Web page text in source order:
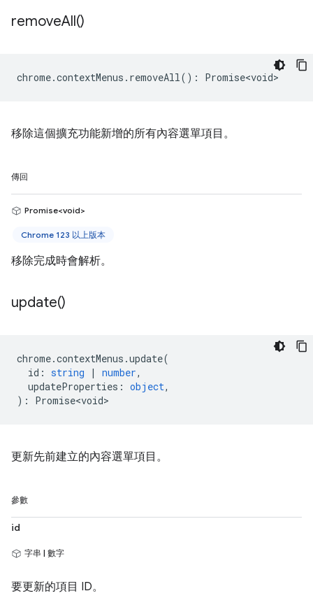
removeAll()
chrome.contextMenus . removeAll() : Promise<void>
移除這個擴充功能新增的所有內容選單項目。
傳回
Promise<void>
Chrome 123 以上版本
移除完成時會解析。
update()
chrome.contextMenus .update(
id : string | number,
updateProperties : object,
) : Promise<void>
更新先前建立的內容選單項目。
參數
id
字串 | 數字
要更新的項目 ID。